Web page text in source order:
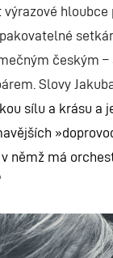
výrazové
českým –
Slovy
sílu a krásu a
»
němž má